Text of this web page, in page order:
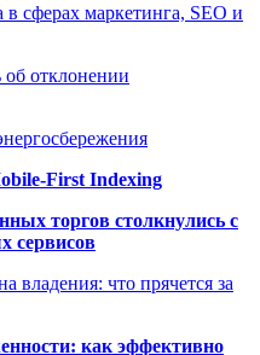
сферах маркетинга, SEO и
об отклонении
First Indexing
торгов столкнулись с
сервисов
владения: что прячется за
как эффективно